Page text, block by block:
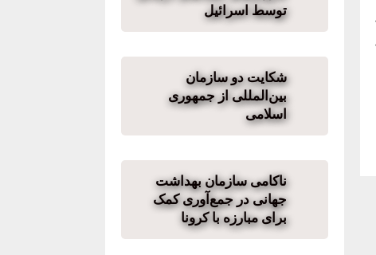
توسط اسرائيل
شکایت دو سازمان
بین‌المللی از جمهوری
اسلامی
ناکامی سازمان بهداشت
جهانی در جمع‌آوری کمک
برای مبارزه با کرونا